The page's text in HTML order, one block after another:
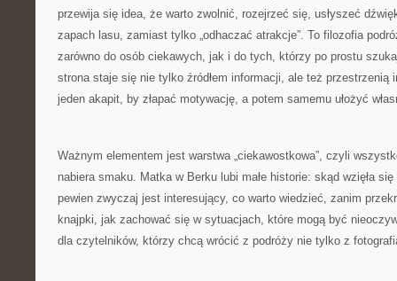
przewija się idea, że warto zwolnić, rozejrzeć się, usłyszeć
zapach lasu, zamiast tylko „odhaczać atrakcje”. To filozofia
zarówno do osób ciekawych, jak i do tych, którzy po prostu
strona staje się nie tylko źródłem informacji, ale też przestrzenią
jeden akapit, by złapać motywację, a potem samemu ułożyć
Ważnym elementem jest warstwa „ciekawostkowa”, czyli
nabiera smaku. Matka w Berku lubi małe historie: skąd wzięła
pewien zwyczaj jest interesujący, co warto wiedzieć, zanim
knajpki, jak zachować się w sytuacjach, które mogą być
dla czytelników, którzy chcą wrócić z podróży nie tylko z